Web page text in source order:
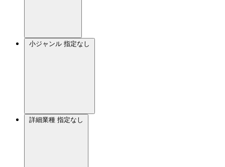
小ジャンル 指定なし
詳細業種 指定なし